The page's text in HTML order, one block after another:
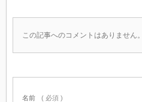
この記事へのコメントはありません。
名前 ( 必須 )